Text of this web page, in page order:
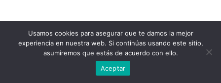
Usamos cookies para asegurar que te damos la mejor
experiencia en nuestra web. Si continúas usando este sitio,
asumiremos que estás de acuerdo con ello.
Aceptar